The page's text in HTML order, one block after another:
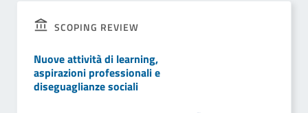
SCOPING REVIEW
Nuove attività di learning,
aspirazioni professionali e
diseguaglianze sociali